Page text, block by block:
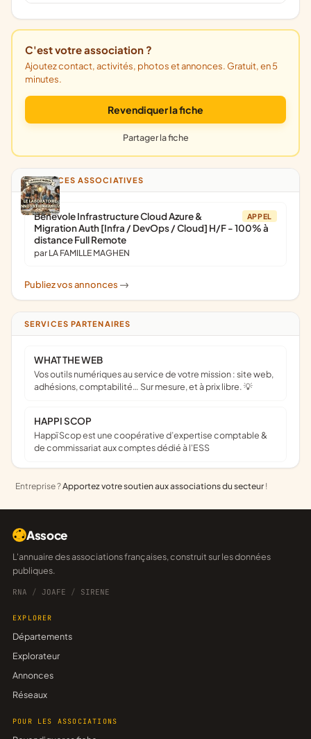
C'est votre association ?
Ajoutez contact, activités, photos et annonces. Gratuit, en 5
minutes.
Revendiquer la fiche
Partager la fiche
ANNONCES ASSOCIATIVES
APPEL
Bénévole Infrastructure Cloud Azure &
Migration Auth [Infra / DevOps / Cloud] H/F - 100% à
distance Full Remote
par LA FAMILLE MAGHEN
Publiez vos annonces ->
SERVICES PARTENAIRES
WHAT THE WEB
Vos outils numériques au service de votre mission : site web,
adhésions, comptabilité… Sur mesure, et à prix libre. 💡
HAPPI SCOP
Happï Scop est une coopérative d’expertise comptable &
de commissariat aux comptes dédié à l'ESS
Entreprise ?Apportez votre soutien aux associations du secteur !
Assoce
L'annuaire des associations françaises, construit sur les données
publiques.
RNA / JOAFE / SIRENE
EXPLORER
Départements
Explorateur
Annonces
Réseaux
POUR LES ASSOCIATIONS